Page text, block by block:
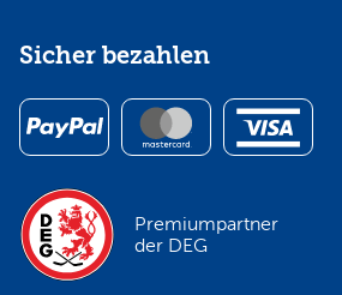
Sicher bezahlen
Premiumpartner
der DEG